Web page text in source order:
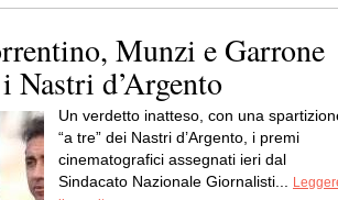
Munzi e Garrone
Nastri d’Argento
Un verdetto inatteso, con una
“a tre” dei Nastri d’Argento, i premi
cinematografici assegnati ieri dal
Sindacato Nazionale Giornalisti...